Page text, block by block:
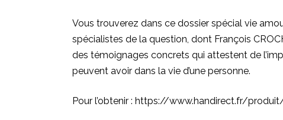
Vous trouverez dans ce dossier spécial vie
spécialistes de la question, dont François
des témoignages concrets qui attestent de
peuvent avoir dans la vie d’une personne.
Pour l’obtenir : https://www.handirect.fr/